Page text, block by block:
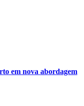
em nova abordagem